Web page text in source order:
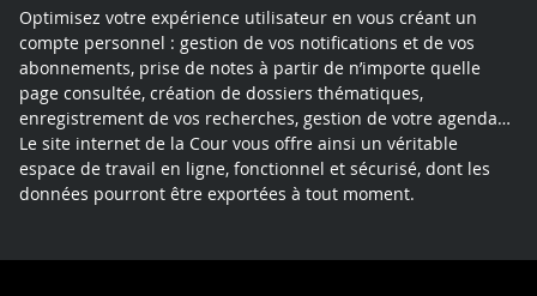
Optimisez votre expérience utilisateur en vous créant un
compte personnel : gestion de vos notifications et de vos
abonnements, prise de notes à partir de n’importe quelle
page consultée, création de dossiers thématiques,
enregistrement de vos recherches, gestion de votre agenda…
Le site internet de la Cour vous offre ainsi un véritable
espace de travail en ligne, fonctionnel et sécurisé, dont les
données pourront être exportées à tout moment.